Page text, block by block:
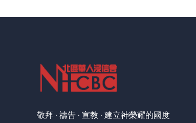
敬拜 · 禱告 · 宣教 · 建立神榮耀的國度